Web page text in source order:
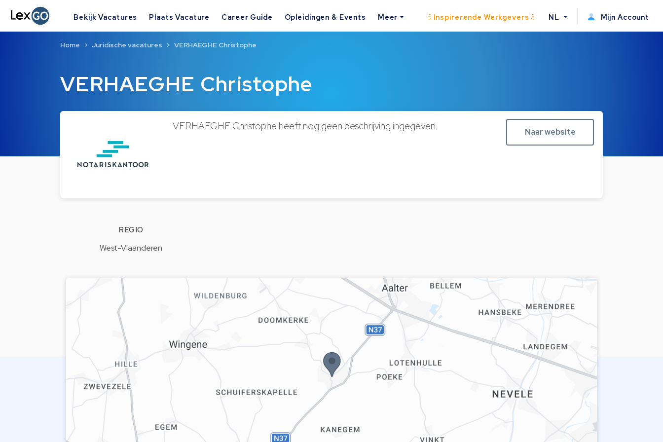
Bekijk Vacatures Plaats Vacature Career Guide Opleidingen & Events Meer Inspirerende Werkgevers NL Mijn Account
VERHAEGHE Christophe
Home Juridische vacatures VERHAEGHE Christophe
VERHAEGHE Christophe heeft nog geen beschrijving ingegeven. Naar website
REGIO
West-Vlaanderen